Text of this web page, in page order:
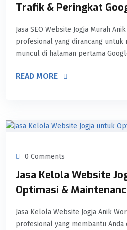
Trafik & Peringkat
Jasa SEO Website Jogja Murah
profesional yang dirancang untuk
muncul di halaman pertama
READ MORE
0 Comments
Jasa Kelola Website
Optimasi &
Jasa Kelola Website Jogja Anik
profesional yang membantu Anda